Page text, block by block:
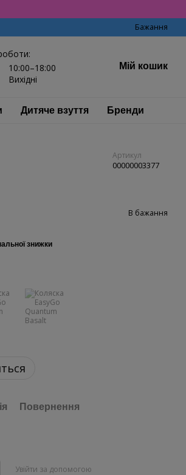
Бажання
10:00–18:00
Вихідні
Мій кошик
Дитяче взуття Бренди
Артикул
00000003377
В бажання
знижки
Повернення
Увійти за допомогою